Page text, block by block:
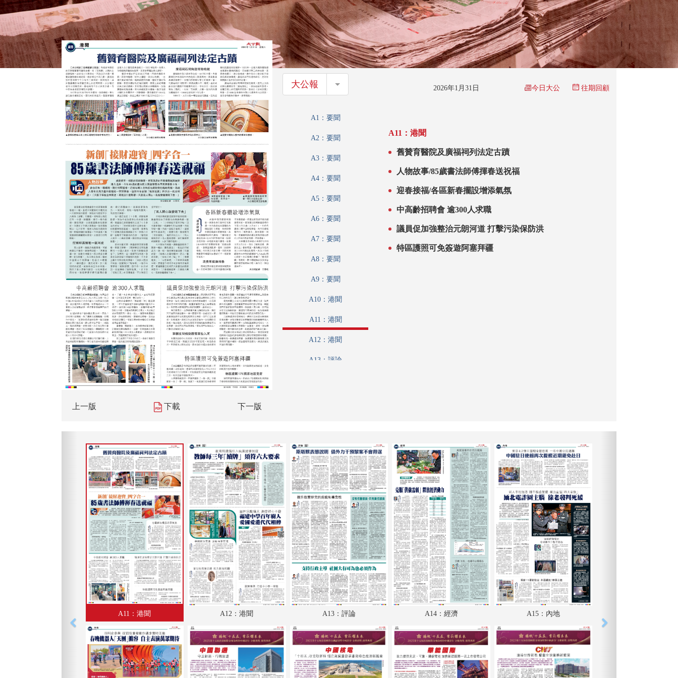
上一版 下載 下一版
大公報 大公報 2026年1月31日 今日大公 往期回顧
A1：要聞
A2：要聞
A3：要聞
A4：要聞
A5：要聞
A6：要聞
A7：要聞
A8：要聞
A9：要聞
A10：港聞
A11：港聞
A12：港聞
A13：評論
A18：特刊
A17-A19：特刊
A20：經濟
A21：體育
A22：體育
A23：國際
A24：國際
B1：體育
B3：經濟
B4：副刊
A11：港聞
舊贊育醫院及廣福祠列法定古蹟
人物故事/85歲書法師傅揮春送祝福
迎春接福/各區新春擺設增添氣氛
中高齡招聘會 逾300人求職
議員促加強整治元朗河道 打擊污染保防洪
特區護照可免簽遊阿塞拜疆
A11：港聞 A12：港聞 A13：評論 A14：經濟 A15：內地